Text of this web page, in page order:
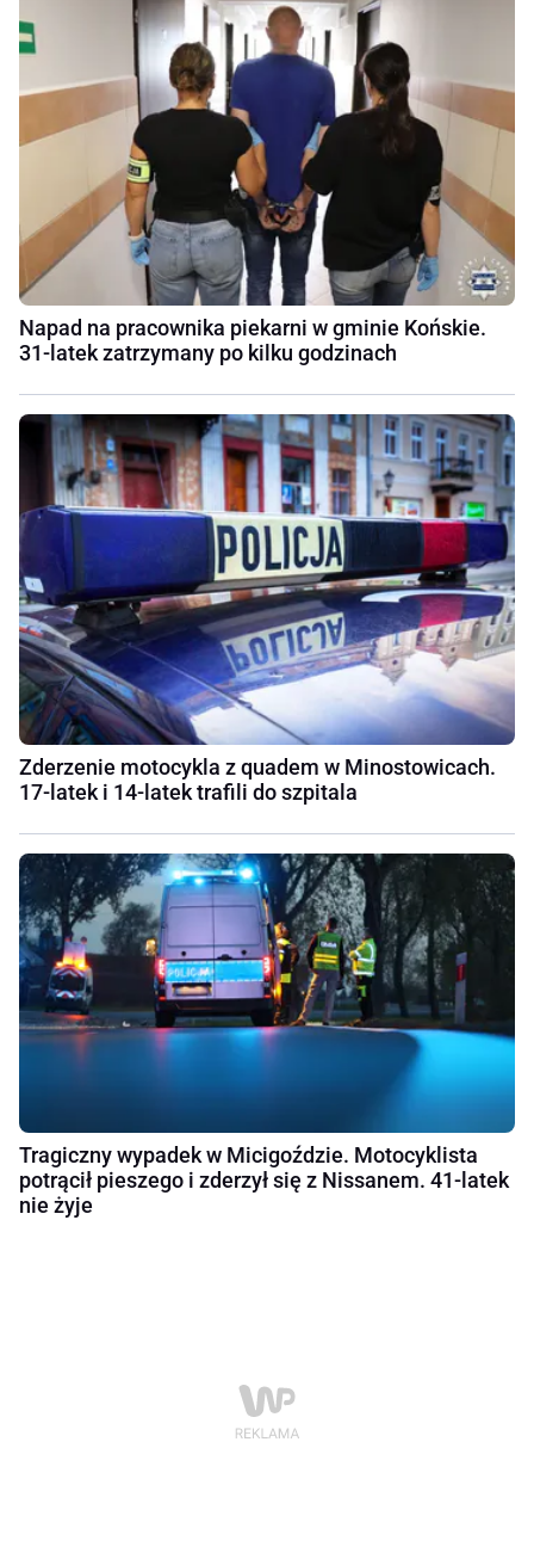
Napad na pracownika piekarni w gminie Końskie.
31-latek zatrzymany po kilku godzinach
Zderzenie motocykla z quadem w Minostowicach.
17-latek i 14-latek trafili do szpitala
Tragiczny wypadek w Micigoździe. Motocyklista
potrącił pieszego i zderzył się z Nissanem. 41-latek
nie żyje